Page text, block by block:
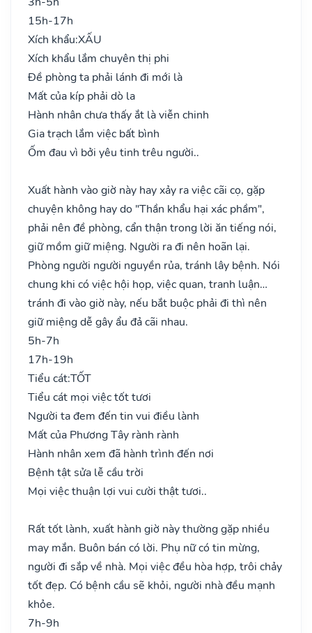
15h-17h
Xích khẩu:XẤU
Xích khẩu lắm chuyên thị phi
Đề phòng ta phải lánh đi mới là
Mất của kíp phải dò la
Hành nhân chưa thấy ắt là viễn chinh
Gia trạch lắm việc bất bình
Ốm đau vì bởi yêu tinh trêu người..
Xuất hành vào giờ này hay xảy ra việc cãi cọ, gặp
chuyện không hay do "Thần khẩu hại xác phầm",
phải nên đề phòng, cẩn thận trong lời ăn tiếng nói,
giữ mồm giữ miệng. Người ra đi nên hoãn lại.
Phòng người người nguyền rủa, tránh lây bệnh. Nói
chung khi có việc hội họp, việc quan, tranh luận…
tránh đi vào giờ này, nếu bắt buộc phải đi thì nên
giữ miệng dễ gây ẩu đả cãi nhau.
5h-7h
17h-19h
Tiểu cát:TỐT
Tiểu cát mọi việc tốt tươi
Người ta đem đến tin vui điều lành
Mất của Phương Tây rành rành
Hành nhân xem đã hành trình đến nơi
Bệnh tật sửa lễ cầu trời
Mọi việc thuận lợi vui cười thật tươi..
Rất tốt lành, xuất hành giờ này thường gặp nhiều
may mắn. Buôn bán có lời. Phụ nữ có tin mừng,
người đi sắp về nhà. Mọi việc đều hòa hợp, trôi chảy
tốt đẹp. Có bệnh cầu sẽ khỏi, người nhà đều mạnh
khỏe.
7h-9h